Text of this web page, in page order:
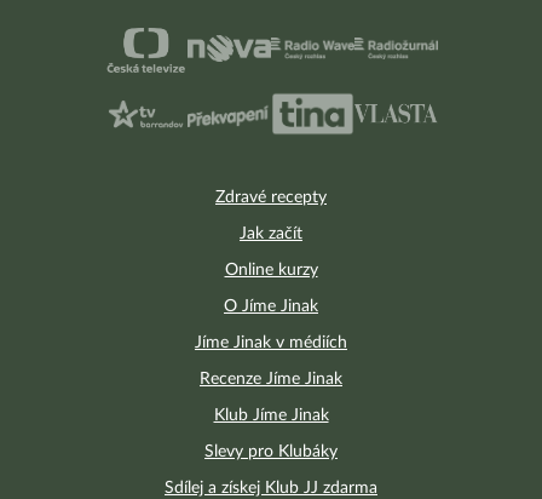
Zdravé recepty
Jak začít
Online kurzy
O Jíme Jinak
Jíme Jinak v médiích
Recenze Jíme Jinak
Klub Jíme Jinak
Slevy pro Klubáky
Sdílej a získej Klub JJ zdarma